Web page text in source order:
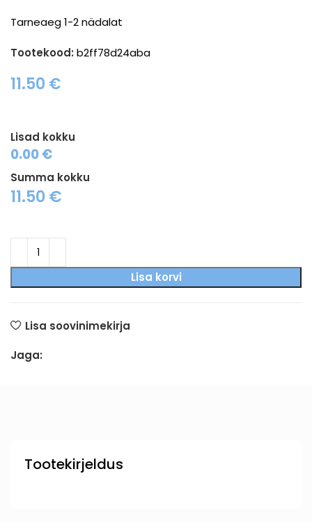
Tarneaeg 1-2 nädalat
Tootekood: b2ff78d24aba
11.50 €
Lisad kokku
0.00 €
Summa kokku
11.50€
Lisa korvi
Lisa soovinimekirja
Jaga:
Tootekirjeldus